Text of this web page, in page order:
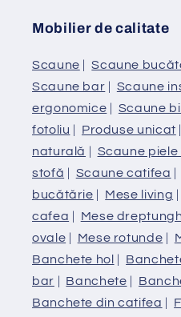
Mobilier de calitate
Scaune |Scaune
Scaune bar | Scaune
ergonomice | Scaune
fotoliu | Produse unicat
naturală | Scaune piele
stofă | Scaune catifea |
bucătărie | Mese living |
cafea | Mese
ovale | Mese rotunde |
Banchete hol |
bar | Banchete |
Banchete din catifea |